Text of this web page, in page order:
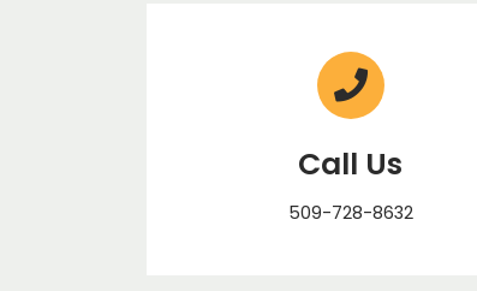
Call Us
509-728-8632